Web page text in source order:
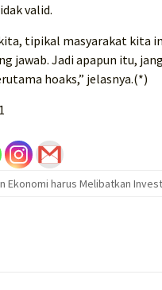
valid.
tipikal masyarakat kita
jawab. Jadi apapun itu,
hoaks,” jelasnya.(*)
Ekonomi harus Melibatkan